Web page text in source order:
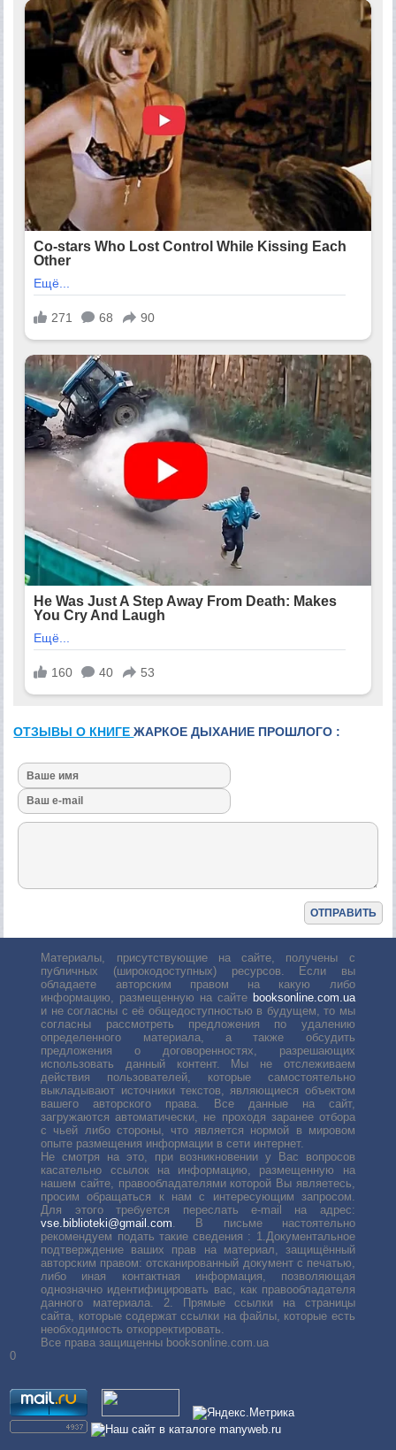
ОТЗЫВЫ О КНИГЕЖАРКОЕ ДЫХАНИЕ ПРОШЛОГО :
Материалы, присутствующие на сайте, получены с
публичных (широкодоступных) ресурсов. Если вы
обладаете авторским правом на какую либо
информацию, размещенную на сайте booksonline.com.ua
и не согласны с её общедоступностью в будущем, то мы
согласны рассмотреть предложения по удалению
определенного материала, а также обсудить
предложения о договоренностях, разрешающих
использовать данный контент. Мы не отслеживаем
действия пользователей, которые самостоятельно
выкладывают источники текстов, являющиеся объектом
вашего авторского права. Все данные на сайт,
загружаются автоматически, не проходя заранее отбора
с чьей либо стороны, что является нормой в мировом
опыте размещения информации в сети интернет.
Не смотря на это, при возникновении у Вас вопросов
касательно ссылок на информацию, размещенную на
нашем сайте, правообладателями которой Вы являетесь,
просим обращаться к нам с интересующим запросом.
Для этого требуется переслать е-mail на адрес:
vse.biblioteki@gmail.com . В письме настоятельно
рекомендуем подать такие сведения : 1.Документальное
подтверждение ваших прав на материал, защищённый
авторским правом: отсканированный документ с печатью,
либо иная контактная информация, позволяющая
однозначно идентифицировать вас, как правообладателя
данного материала. 2. Прямые ссылки на страницы
сайта, которые содержат ссылки на файлы, которые есть
необходимость откорректировать.
Все права защищенны booksonline.com.ua
0